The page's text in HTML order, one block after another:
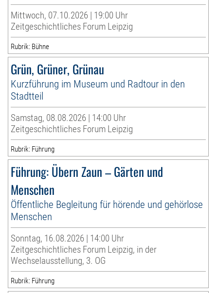
Mittwoch, 07.10.2026 | 19:00 Uhr
Zeitgeschichtliches Forum Leipzig
Rubrik: Bühne
Grün, Grüner, Grünau
Kurzführung im Museum und Radtour in den
Stadtteil
Samstag, 08.08.2026 | 14:00 Uhr
Zeitgeschichtliches Forum Leipzig
Rubrik: Führung
Führung: Übern Zaun – Gärten und
Menschen
Öffentliche Begleitung für hörende und gehörlose
Menschen
Sonntag, 16.08.2026 | 14:00 Uhr
Zeitgeschichtliches Forum Leipzig, in der
Wechselausstellung, 3. OG
Rubrik: Führung